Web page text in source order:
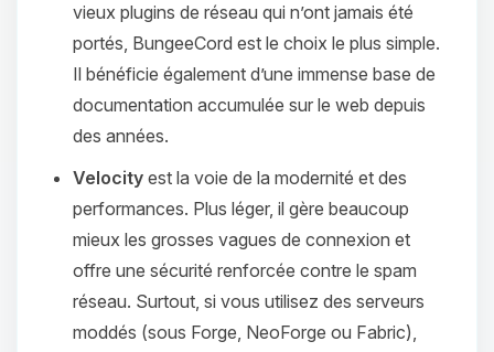
vieux plugins de réseau qui n’ont jamais été
portés, BungeeCord est le choix le plus simple.
Il bénéficie également d’une immense base de
documentation accumulée sur le web depuis
des années.
Velocity est la voie de la modernité et des
performances. Plus léger, il gère beaucoup
mieux les grosses vagues de connexion et
offre une sécurité renforcée contre le spam
réseau. Surtout, si vous utilisez des serveurs
moddés (sous Forge, NeoForge ou Fabric),